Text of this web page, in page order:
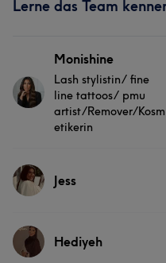
Lerne das Team
Monishine
Lash stylistin/ fine
line tattoos/ pmu
artist/Remover/Kosm
etikerin
Info
Hallo ihr lieben Ich bin die
und habe meine
zu zaubern 🧚🏽
Jess
ServicesHediyeh